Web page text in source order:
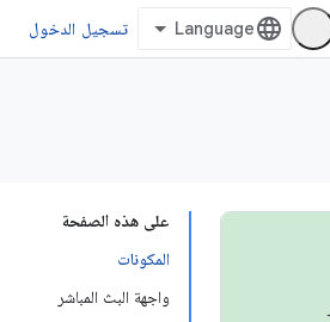
تسجيل الدخول
على هذه الصفحة
المكونات
واجهة البث المباشر